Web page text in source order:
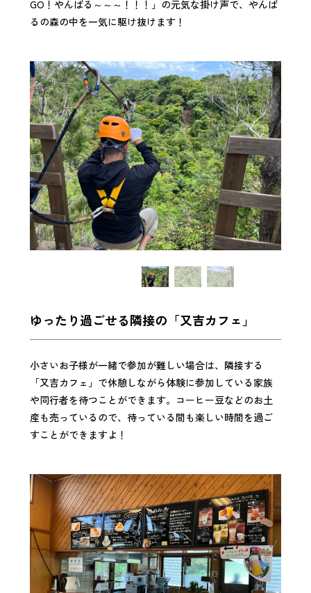
GO！やんばる～～～！！！」の元気な掛け声で、やんば
るの森の中を一気に駆け抜けます！
ゆったり過ごせる隣接の「又吉カフェ」
小さいお子様が一緒で参加が難しい場合は、隣接する
「又吉カフェ」で休憩しながら体験に参加している家族
や同行者を待つことができます。コーヒー豆などのお土
産も売っているので、待っている間も楽しい時間を過ご
すことができますよ！